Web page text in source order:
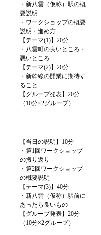
・新八雲（仮称）駅の概
要説明
・ワークショップの概要
説明・進め方
【テーマ(1)】20分
・八雲町の良いところ・
悪いところ
【テーマ(2)】20分
・新幹線の開業に期待す
ること
【グループ発表】20分
（10分×2グループ）
【当日の説明】10分
・第1回ワークショップ
の振り返り
・第2回ワークショップ
の概要説明
【テーマ(3)】40分
・新八雲（仮称）駅前に
あったら良いもの
【グループ発表】20分
（10分×2グループ）